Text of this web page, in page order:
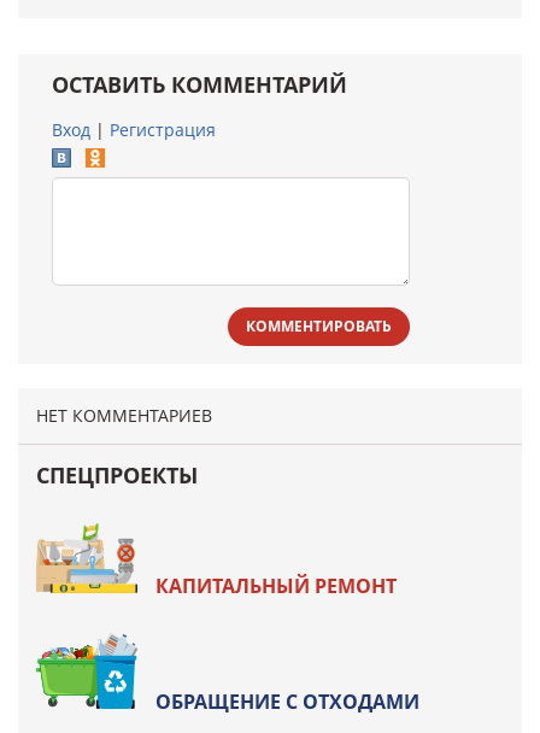
ОСТАВИТЬ КОММЕНТАРИЙ
Вход | Регистрация
КОММЕНТИРОВАТЬ
НЕТ КОММЕНТАРИЕВ
СПЕЦПРОЕКТЫ
КАПИТАЛЬНЫЙ РЕМОНТ
ОБРАЩЕНИЕ С ОТХОДАМИ